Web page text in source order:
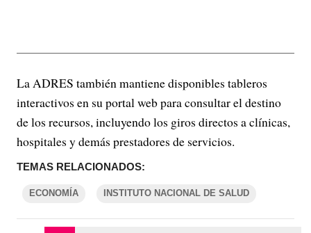
La ADRES también mantiene disponibles tableros
interactivos en su portal web para consultar el destino
de los recursos, incluyendo los giros directos a clínicas,
hospitales y demás prestadores de servicios.
TEMAS RELACIONADOS:
ECONOMÍA INSTITUTO NACIONAL DE SALUD